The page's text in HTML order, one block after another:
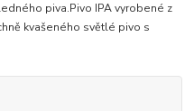
piva.Pivo IPA vyrobené z
kvašeného světlé pivo s